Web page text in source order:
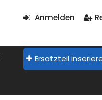
Anmelden
Ersatzteil